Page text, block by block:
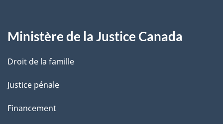
e
Ministère de la Justice Canada
Droit de la famille
Justice pénale
Financement